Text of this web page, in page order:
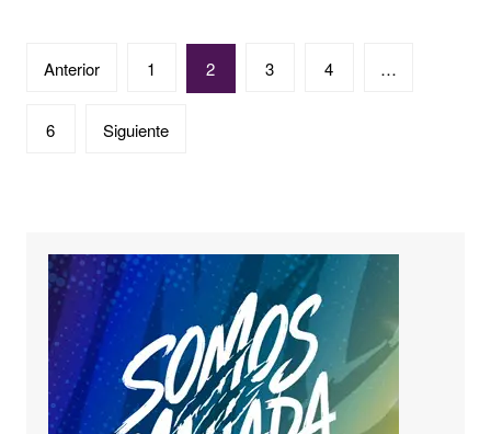
Paginación
entradas
Anterior 1 2 3 4 …
6 Siguiente